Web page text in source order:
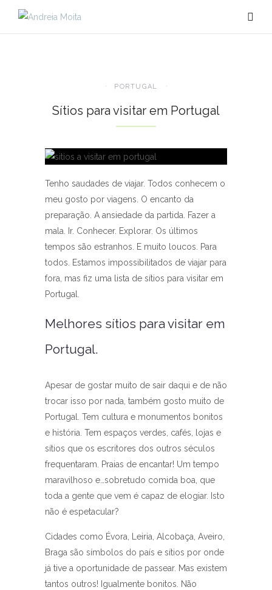
PORTUGAL
Sítios para visitar em Portugal
Tenho saudades de viajar. Todos conhecem o
meu gosto por viagens. O encanto da
preparação. A ansiedade da partida. Fazer a
mala. Ir. Conhecer. Explorar. Os últimos
tempos são estranhos. E muito loucos. Para
todos. Estamos impossibilitados de viajar para
fora, mas fiz uma lista de sítios para visitar em
Portugal.
Melhores sítios para visitar em
Portugal.
Apesar de gostar muito de sair daqui e de não
trocar isso por nada, também gosto muito de
Portugal. Tem cultura e monumentos bonitos
e história. Tem espaços verdes, cafés, lojas e
sítios que os escritores dos outros séculos
frequentaram. Praias de encantar! Um tempo
maravilhoso e…sobretudo comida boa, que
toda a gente que vem é capaz de elogiar. Isto
não é espetacular?
Cidades como Évora, Leiria, Alcobaça, Aveiro,
Braga são símbolos do país e sítios por onde
já tive a oportunidade de passear. Mas existem
tantos outros! Igualmente bonitos. Não